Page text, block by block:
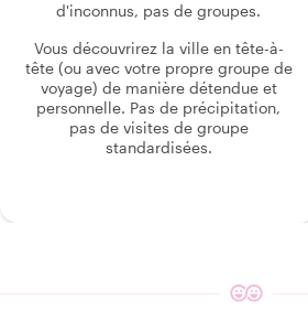
d'inconnus, pas de groupes.
Vous découvrirez la ville en tête-à-
tête (ou avec votre propre groupe de
voyage) de manière détendue et
personnelle. Pas de précipitation,
pas de visites de groupe
standardisées.